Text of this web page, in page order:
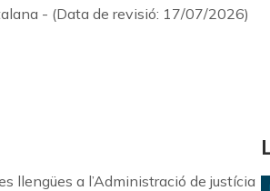
- (Data de revisió: 17/07/2026)
llengües a l’Administració de justícia